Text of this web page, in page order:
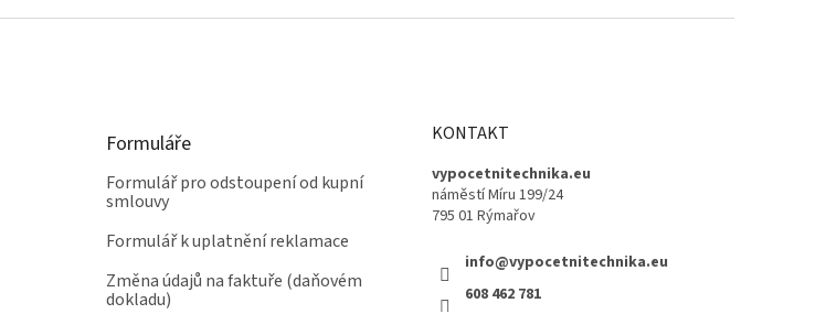
Formuláře
Formulář pro odstoupení od kupní
smlouvy
Formulář k uplatnění reklamace
Změna údajů na faktuře (daňovém
dokladu)
KONTAKT
vypocetnitechnika.eu
náměstí Míru 199/24
795 01 Rýmařov
info@vypocetnitechnika.eu
608 462 781